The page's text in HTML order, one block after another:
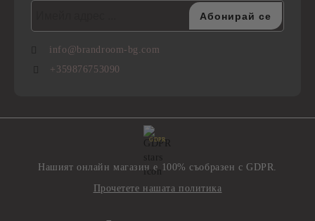
info@brandroom-bg.com
+359876753090
GDPR
Нашият онлайн магазин е 100% съобразен с GDPR.
Прочетете нашата политика